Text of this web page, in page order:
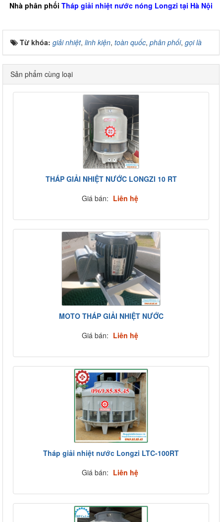
Nhà phân phối Tháp giải nhiệt nước nóng Longzi tại Hà Nội
Từ khóa: giải nhiệt, linh kiện, toàn quốc, phân phối, gọi là
Sản phẩm cùng loại
THÁP GIẢI NHIỆT NƯỚC LONGZI 10 RT
Giá bán: Liên hệ
MOTO THÁP GIẢI NHIỆT NƯỚC
Giá bán: Liên hệ
Tháp giải nhiệt nước Longzi LTC-100RT
Giá bán: Liên hệ